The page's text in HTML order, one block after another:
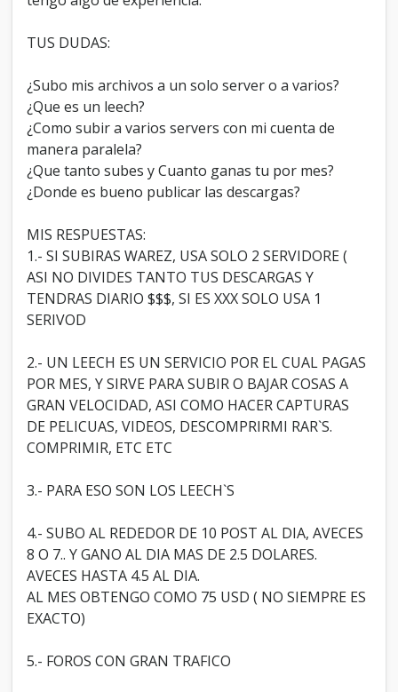
TUS DUDAS:
¿Subo mis archivos a un solo server o a varios?
¿Que es un leech?
¿Como subir a varios servers con mi cuenta de
manera paralela?
¿Que tanto subes y Cuanto ganas tu por mes?
¿Donde es bueno publicar las descargas?
MIS RESPUESTAS:
1.- SI SUBIRAS WAREZ, USA SOLO 2 SERVIDORE (
ASI NO DIVIDES TANTO TUS DESCARGAS Y
TENDRAS DIARIO $$$, SI ES XXX SOLO USA 1
SERIVOD
2.- UN LEECH ES UN SERVICIO POR EL CUAL PAGAS
POR MES, Y SIRVE PARA SUBIR O BAJAR COSAS A
GRAN VELOCIDAD, ASI COMO HACER CAPTURAS
DE PELICUAS, VIDEOS, DESCOMPRIRMI RAR`S.
COMPRIMIR, ETC ETC
3.- PARA ESO SON LOS LEECH`S
4.- SUBO AL REDEDOR DE 10 POST AL DIA, AVECES
8 O 7.. Y GANO AL DIA MAS DE 2.5 DOLARES.
AVECES HASTA 4.5 AL DIA.
AL MES OBTENGO COMO 75 USD ( NO SIEMPRE ES
EXACTO)
5.- FOROS CON GRAN TRAFICO